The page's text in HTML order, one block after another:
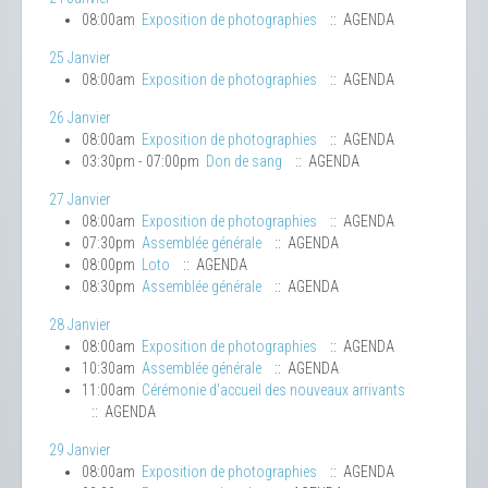
08:00am Exposition de photographies :: AGENDA
25 Janvier
08:00am Exposition de photographies :: AGENDA
26 Janvier
08:00am Exposition de photographies
:: AGENDA
03:30pm - 07:00pm Don de sang :: AGENDA
27 Janvier
08:00am Exposition de photographies
:: AGENDA
07:30pm Assemblée générale
:: AGENDA
08:00pm Loto
:: AGENDA
08:30pm Assemblée générale :: AGENDA
28 Janvier
08:00am Exposition de photographies
:: AGENDA
10:30am Assemblée générale
:: AGENDA
11:00am Cérémonie d'accueil des nouveaux arrivants
:: AGENDA
29 Janvier
08:00am Exposition de photographies
:: AGENDA